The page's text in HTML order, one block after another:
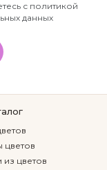
с политикой
данных
цветов
цветов